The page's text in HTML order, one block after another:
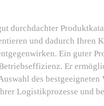
durchdachter
und dadurch Ihren
Ein guter
Er
des bestgeeigneten
Logistikprozesse und